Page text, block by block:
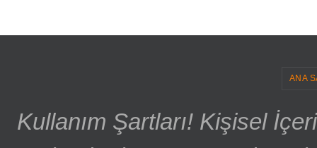
ANA
Kullanım Şartları! Kişisel